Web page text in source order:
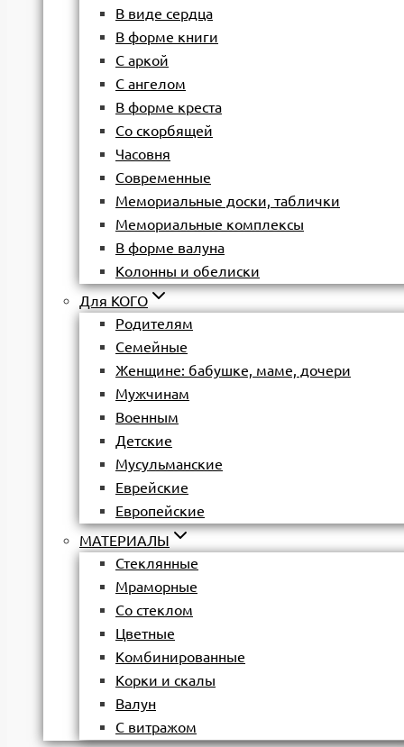
В виде сердца
В форме книги
С аркой
С ангелом
В форме креста
Со скорбящей
Часовня
Современные
Мемориальные доски, таблички
Мемориальные комплексы
В форме валуна
Колонны и обелиски
Для КОГО
Родителям
Семейные
Женщине: бабушке, маме, дочери
Мужчинам
Военным
Детские
Мусульманские
Еврейские
Европейские
МАТЕРИАЛЫ
Стеклянные
Мраморные
Со стеклом
Цветные
Комбинированные
Корки и скалы
Валун
С витражом